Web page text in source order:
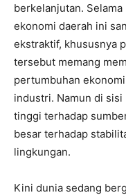
berkelanjutan.
ekonomi daerah ini
ekstraktif, khususnya
tersebut memang
pertumbuhan
industri. Namun di
tinggi terhadap
besar terhadap
lingkungan.
Kini dunia sedang